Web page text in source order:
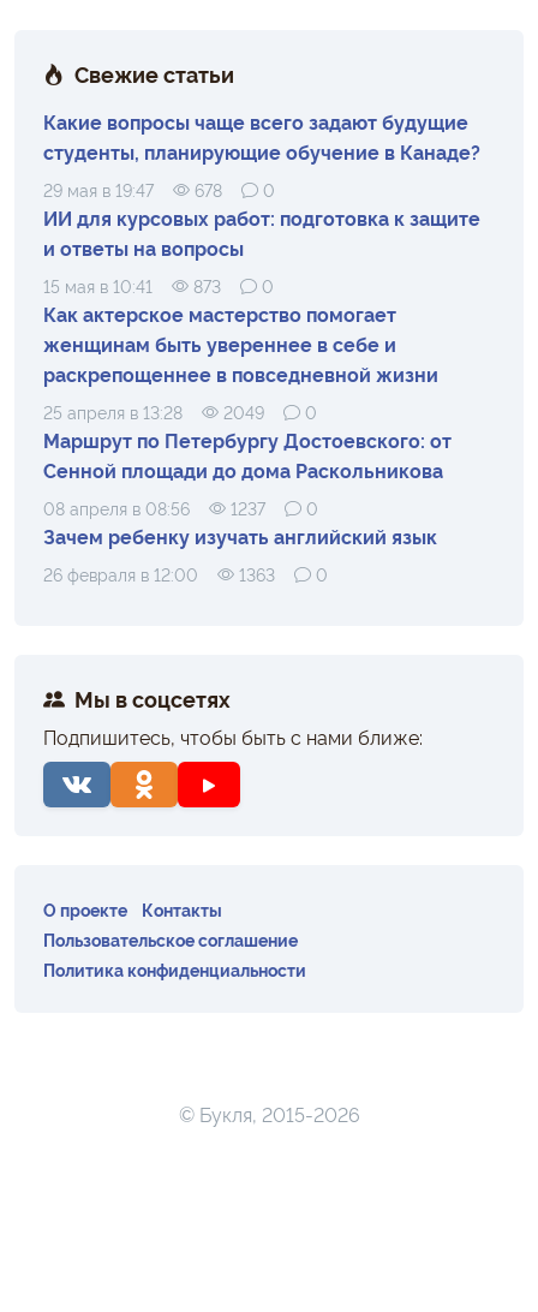
Свежие статьи
Какие вопросы чаще всего задают будущие
студенты, планирующие обучение в Канаде?
29 мая в 19:47 678 0
ИИ для курсовых работ: подготовка к защите
и ответы на вопросы
15 мая в 10:41 873 0
Как актерское мастерство помогает
женщинам быть увереннее в себе и
раскрепощеннее в повседневной жизни
25 апреля в 13:28 2049 0
Маршрут по Петербургу Достоевского: от
Сенной площади до дома Раскольникова
08 апреля в 08:56 1237 0
Зачем ребенку изучать английский язык
26 февраля в 12:00 1363 0
Мы в соцсетях
Подпишитесь, чтобы быть с нами ближе:
О проекте
Контакты
Пользовательское соглашение
Политика конфиденциальности
© Букля, 2015-2026